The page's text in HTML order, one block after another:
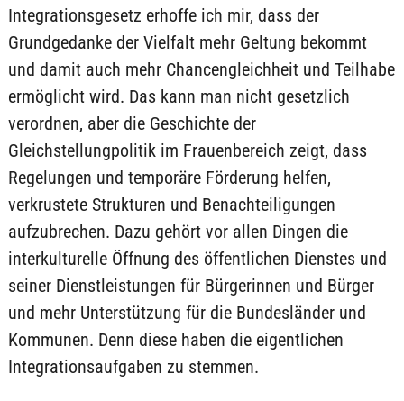
Integrationsgesetz erhoffe ich mir, dass der
Grundgedanke der Vielfalt mehr Geltung bekommt
und damit auch mehr Chancengleichheit und Teilhabe
ermöglicht wird. Das kann man nicht gesetzlich
verordnen, aber die Geschichte der
Gleichstellungpolitik im Frauenbereich zeigt, dass
Regelungen und temporäre Förderung helfen,
verkrustete Strukturen und Benachteiligungen
aufzubrechen. Dazu gehört vor allen Dingen die
interkulturelle Öffnung des öffentlichen Dienstes und
seiner Dienstleistungen für Bürgerinnen und Bürger
und mehr Unterstützung für die Bundesländer und
Kommunen. Denn diese haben die eigentlichen
Integrationsaufgaben zu stemmen.